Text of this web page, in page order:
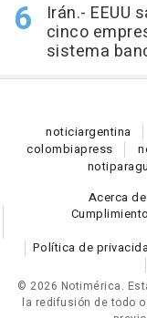
Irán.- EEUU
cinco
sistema
noticiargentina
colombiapress
noti
Acerca
Política de
© 2026 Notimérica.
la redifusión de todo